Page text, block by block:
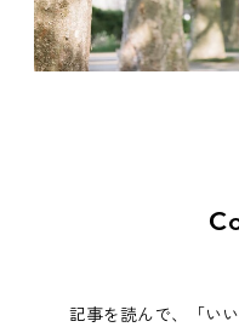
記事を読んで、「い